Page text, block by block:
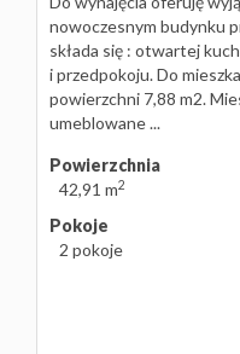
nowoczesnym budynku
składa się : otwartej
i przedpokoju. Do
powierzchni 7,88 m2.
umeblowane ...
Powierzchnia
42,91 m2
Pokoje
2 pokoje